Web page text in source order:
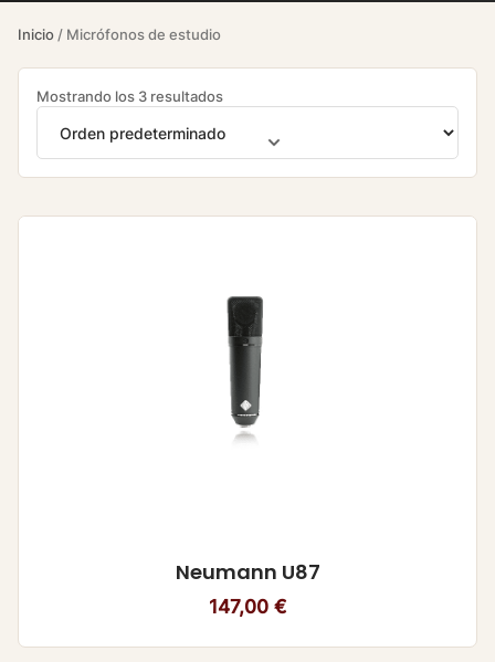
Inicio/ Micrófonos de estudio
Mostrando los 3 resultados
Neumann U87
147,00 €